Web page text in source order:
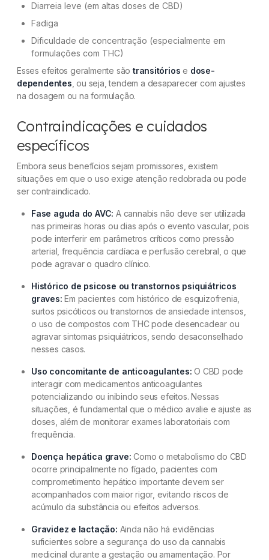
Diarreia leve (em altas doses de CBD)
Fadiga
Dificuldade de concentração (especialmente em
formulações com THC)
Esses efeitos geralmente são transitórios e dose-
dependentes , ou seja, tendem a desaparecer com ajustes
na dosagem ou na formulação.
Contraindicações e cuidados
específicos
Embora seus benefícios sejam promissores, existem
situações em que o uso exige atenção redobrada ou pode
ser contraindicado.
Fase aguda do AVC: A cannabis não deve ser utilizada
nas primeiras horas ou dias após o evento vascular, pois
pode interferir em parâmetros críticos como pressão
arterial, frequência cardíaca e perfusão cerebral, o que
pode agravar o quadro clínico.
Histórico de psicose ou transtornos psiquiátricos
graves: Em pacientes com histórico de esquizofrenia,
surtos psicóticos ou transtornos de ansiedade intensos,
o uso de compostos com THC pode desencadear ou
agravar sintomas psiquiátricos, sendo desaconselhado
nesses casos.
Uso concomitante de anticoagulantes: O CBD pode
interagir com medicamentos anticoagulantes
potencializando ou inibindo seus efeitos. Nessas
situações, é fundamental que o médico avalie e ajuste as
doses, além de monitorar exames laboratoriais com
frequência.
Doença hepática grave: Como o metabolismo do CBD
ocorre principalmente no fígado, pacientes com
comprometimento hepático importante devem ser
acompanhados com maior rigor, evitando riscos de
acúmulo da substância ou efeitos adversos.
Gravidez e lactação: Ainda não há evidências
suficientes sobre a segurança do uso da cannabis
medicinal durante a gestação ou amamentação. Por